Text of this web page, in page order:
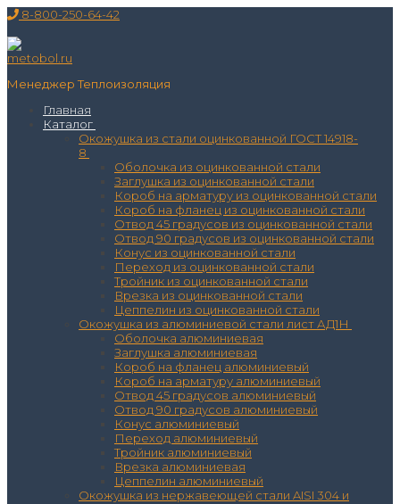
Перейти
содержимому
Меню
Закрыть
8-800-250-64-42
Менеджер Теплоизоляция
Главная
Каталог
Окожушка из стали оцинкованной ГОСТ 14918-
8
Оболочка из оцинкованной стали
Заглушка из оцинкованной стали
Короб на арматуру из оцинкованной стали
Короб на фланец из оцинкованной стали
Отвод 45 градусов из оцинкованной стали
Отвод 90 градусов из оцинкованной стали
Конус из оцинкованной стали
Переход из оцинкованной стали
Тройник из оцинкованной стали
Врезка из оцинкованной стали
Цеппелин из оцинкованной стали
Окожушка из алюминиевой стали лист АД1Н
Оболочка алюминиевая
Заглушка алюминиевая
Короб на фланец алюминиевый
Короб на арматуру алюминиевый
Отвод 45 градусов алюминиевый
Отвод 90 градусов алюминиевый
Конус алюминиевый
Переход алюминиевый
Тройник алюминиевый
Врезка алюминиевая
Цеппелин алюминиевый
Окожушка из нержавеющей стали AISI 304 и